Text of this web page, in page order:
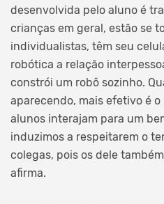
desenvolvida pelo aluno é
crianças em geral, estão se
individualistas, têm seu
robótica a relação
constrói um robô sozinho.
aparecendo, mais efetivo é
alunos interajam para um
induzimos a respeitarem o
colegas, pois os dele
afirma.